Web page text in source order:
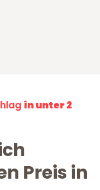
in unter 2
Preis in